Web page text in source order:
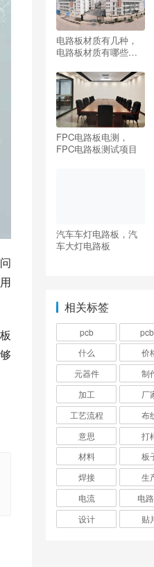
电路板材质有几种，
电路板材质有哪些种
FPC电路板电测，
FPC电路板测试项目
汽车车灯电路板，汽
车大灯电路板
相关标签
pcb
什么
价
元器件
制
加工
厂
工艺流程
布
意思
打
材料
板
焊接
生
电流
电
设计
贴